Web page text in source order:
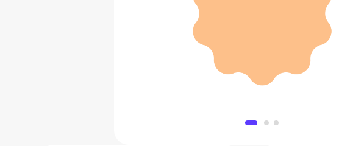
Деревянная железная дорога JUNION